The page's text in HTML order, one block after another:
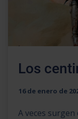
Los
16 de enero de
A veces